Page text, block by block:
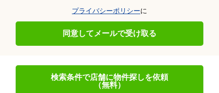
プライバシーポリシーに
同意してメールで受け取る
検索条件で店舗に物件探しを依頼
（無料）